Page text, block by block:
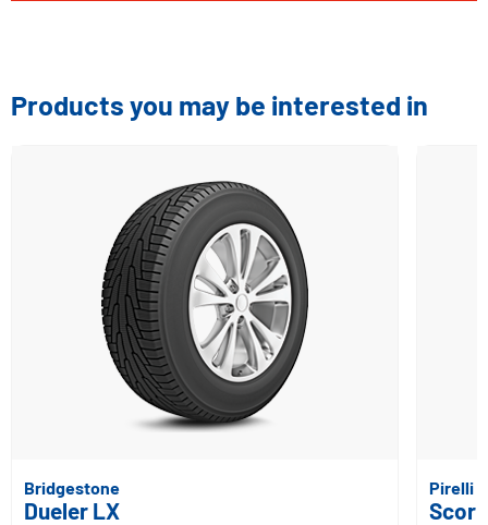
Products you may be interested in
Bridgestone
Dueler LX
Pirelli